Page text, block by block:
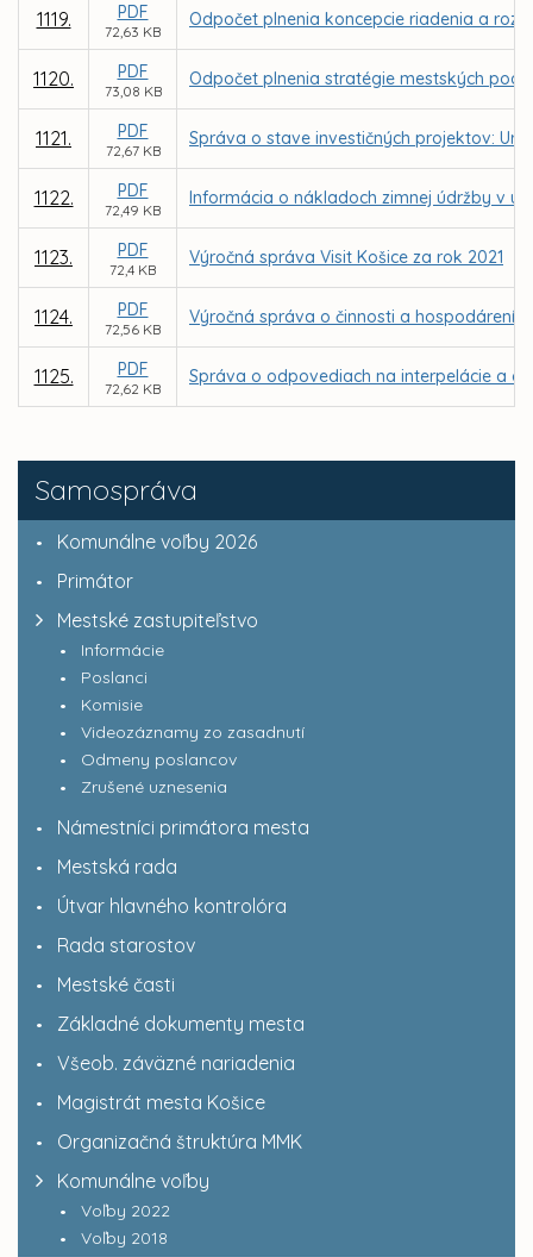
Samospráva
Komunálne voľby 2026
Primátor
Mestské zastupiteľstvo
Informácie
Poslanci
Komisie
Videozáznamy zo zasadnutí
Odmeny poslancov
Zrušené uznesenia
Námestníci primátora mesta
Mestská rada
Útvar hlavného kontrolóra
Rada starostov
Mestské časti
Základné dokumenty mesta
Všeob. záväzné nariadenia
Magistrát mesta Košice
Organizačná štruktúra MMK
Komunálne voľby
Voľby 2022
Voľby 2018
1119. PDF
72,63 KB
Odpočet plnenia koncepcie riadenia a
1120. PDF
73,08 KB
Odpočet plnenia stratégie mestských
1121. PDF
72,67 KB
Správa o stave investičných projektov:
1122. PDF
72,49 KB
Informácia o nákladoch zimnej údržby v
1123. PDF
72,4 KB
Výročná správa Visit Košice za rok 2021
1124. PDF
72,56 KB
Výročná správa o činnosti a hospodárení
1125. PDF
72,62 KB
Správa o odpovediach na interpelácie a